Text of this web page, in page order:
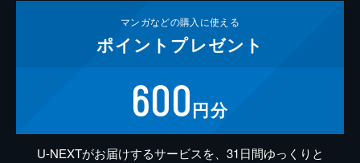
マンガなどの購入に使える
ポイント プレゼント
600円分
U-NEXTがお届けするサービスを、31日間ゆっくりと